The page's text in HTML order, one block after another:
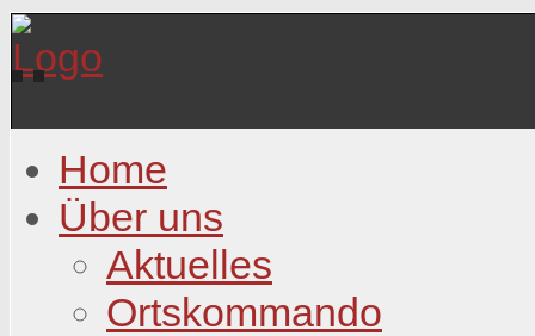
Home
Über uns
Aktuelles
Ortskommando